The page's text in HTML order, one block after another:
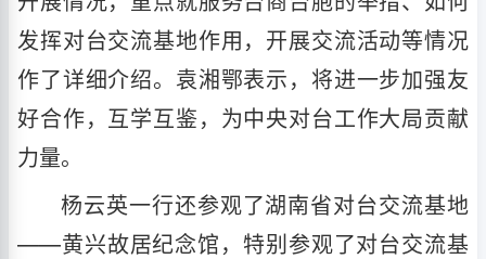
发挥对台交流基地作用，开展交流活动等情况
作了详细介绍。袁湘鄂表示，将进一步加强友
好合作，互学互鉴，为中央对台工作大局贡献
力量。
杨云英一行还参观了湖南省对台交流基地
——黄兴故居纪念馆，特别参观了对台交流基